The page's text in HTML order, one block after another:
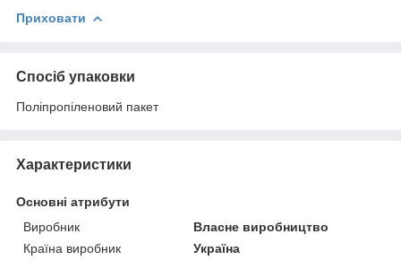
Приховати
Спосіб упаковки
Поліпропіленовий пакет
Характеристики
Основні атрибути
Виробник
Власне виробництво
Країна виробник
Україна